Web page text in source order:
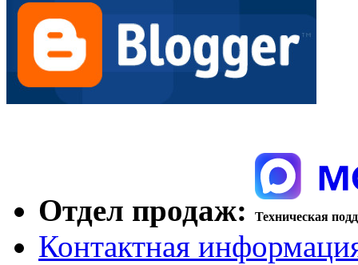
Отдел продаж: Техническая
Контактная